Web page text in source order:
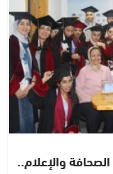
والإعلام..